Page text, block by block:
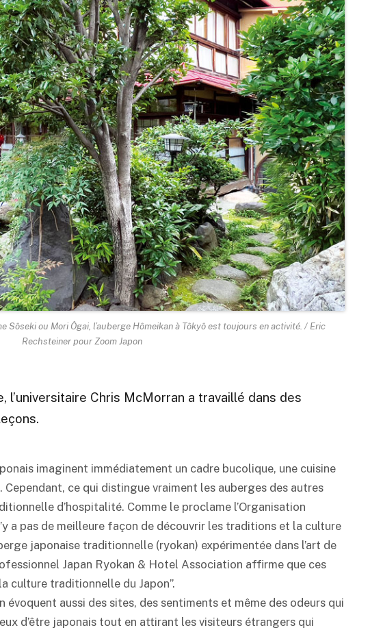
Sôseki ou Mori Ôgai, l’auberge Hômeikan à Tôkyô est toujours en activité. / Eric
Rechsteiner pour Zoom Japon
l’universitaire Chris McMorran a travaillé dans des
imaginent immédiatement un cadre bucolique, une cuisine
ce qui distingue vraiment les auberges des autres
d’hospitalité. Comme le proclame l’Organisation
a pas de meilleure façon de découvrir les traditions et la culture
japonaise traditionnelle (ryokan) expérimentée dans l’art de
Japan Ryokan & Hotel Association affirme que ces
culture traditionnelle du Japon”.
évoquent aussi des sites, des sentiments et même des odeurs qui
d’être japonais tout en attirant les visiteurs étrangers qui